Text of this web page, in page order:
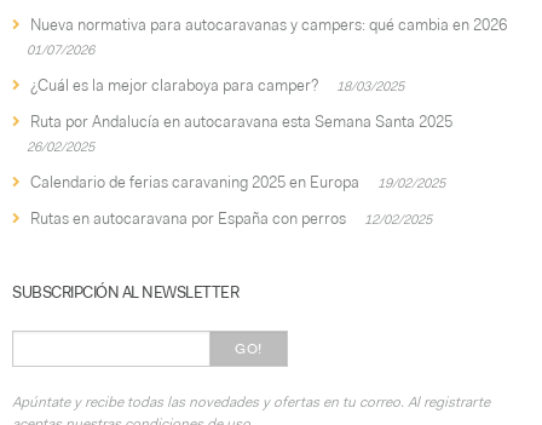
Nueva normativa para autocaravanas y campers: qué cambia en 2026
01/07/2026
¿Cuál es la mejor claraboya para camper? 18/03/2025
Ruta por Andalucía en autocaravana esta Semana Santa 2025
26/02/2025
Calendario de ferias caravaning 2025 en Europa 19/02/2025
Rutas en autocaravana por España con perros 12/02/2025
SUBSCRIPCIÓN AL NEWSLETTER
GO!
Apúntate y recibe todas las novedades y ofertas en tu correo. Al registrarte